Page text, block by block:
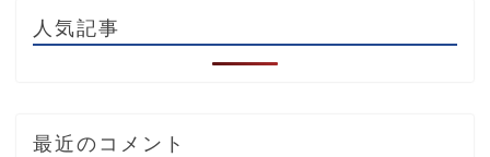
人気記事
最近のコメント